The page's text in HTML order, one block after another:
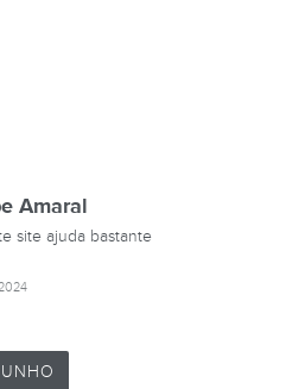
Amaral
site ajuda bastante